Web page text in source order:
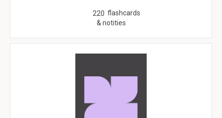
220 flashcards
& notities